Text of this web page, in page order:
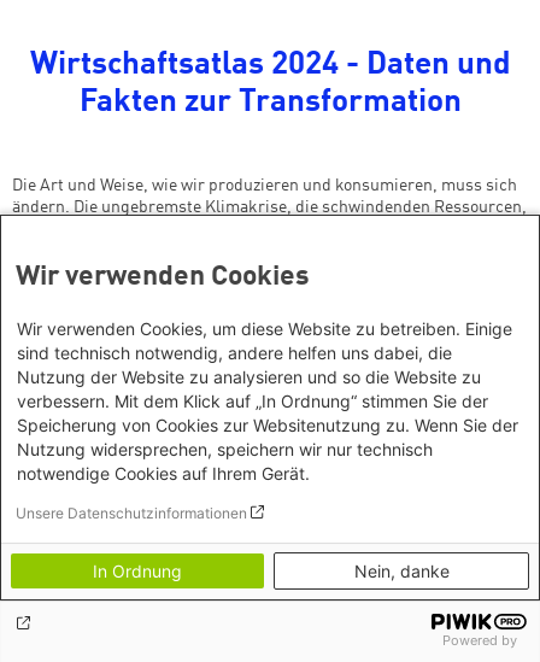
Wirtschaftsatlas 2024 - Daten und
Fakten zur Transformation
Die Art und Weise, wie wir produzieren und konsumieren, muss sich
ändern. Die ungebremste Klimakrise, die schwindenden Ressourcen,
Verantwortung in Unternehmen, Banken und Handel einen hohen
Infrastruktur vorantreiben müssen.
Der Wirtschaftsatlas 2024 der Heinrich-Böll-Stiftung beleuchtet
nicht nur die notwendigen Maßnahmen dieser Transformation,
sondern wirft auch einen grundsätzlichen Blick auf Geschichte und
Vielfalt ökonomischen Handelns.
Wirtschaftsatlas 2024 -Daten und Fakten zur Transformation.
Hrsg. von der Heinrich-Böll-Stiftung in Zusammenarbeit mit dem
Bund für Umwelt und Naturschutz Deutschland sowie der TMG –
Think Tank for Sustainability, TMG Research gGmbH. 1. Auflage,
Berlin April 2024, 52 Seiten, zahlreiche Abbildungen.
Wir verwenden Cookies
Wir verwenden Cookies, um diese Website zu betreiben. Einige
sind technisch notwendig, andere helfen uns dabei, die
Nutzung der Website zu analysieren und so die Website zu
verbessern. Mit dem Klick auf „In Ordnung“ stimmen Sie der
Speicherung von Cookies zur Websitenutzung zu. Wenn Sie der
Nutzung widersprechen, speichern wir nur technisch
notwendige Cookies auf Ihrem Gerät.
Unsere Datenschutzinformationen
In Ordnung Nein, danke
Powered by